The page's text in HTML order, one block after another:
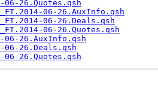
06-26.Quotes.qsh
06-26.AuxInfo.qsh
06-26.Deals.qsh
06-26.Quotes.qsh
06-26.AuxInfo.qsh
06-26.Deals.qsh
06-26.Quotes.qsh